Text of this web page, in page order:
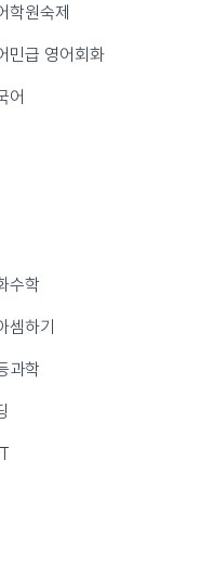
학원숙제
민급 영어회화
어
수학
셈하기
과학